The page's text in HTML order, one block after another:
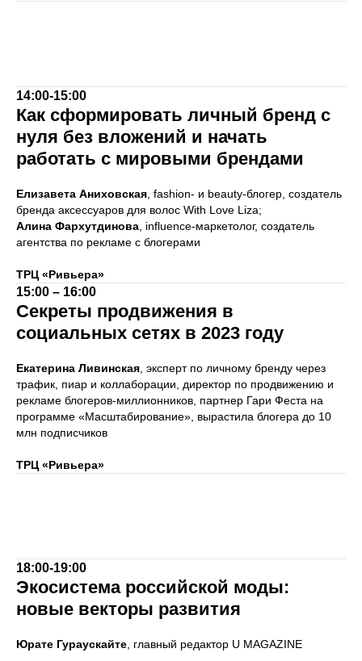
14:00-15:00
Как сформировать личный бренд с
нуля без вложений и начать
работать с мировыми брендами
Елизавета Аниховская , fashion- и beauty-блогер, создатель
бренда аксессуаров для волос With Love Liza;
Алина Фархутдинова , influence-маркетолог, создатель
агентства по рекламе с блогерами
ТРЦ «Ривьера»
15:00 – 16:00
Секреты продвижения в
социальных сетях в 2023 году
Екатерина Ливинская , эксперт по личному бренду через
трафик, пиар и коллаборации, директор по продвижению и
рекламе блогеров-миллионников, партнер Гари Феста на
программе «Масштабирование», вырастила блогера до 10
млн подписчиков
ТРЦ «Ривьера»
18:00-19:00
Экосистема российской моды:
новые векторы развития
Юрате Гураускайте , главный редактор U MAGAZINE